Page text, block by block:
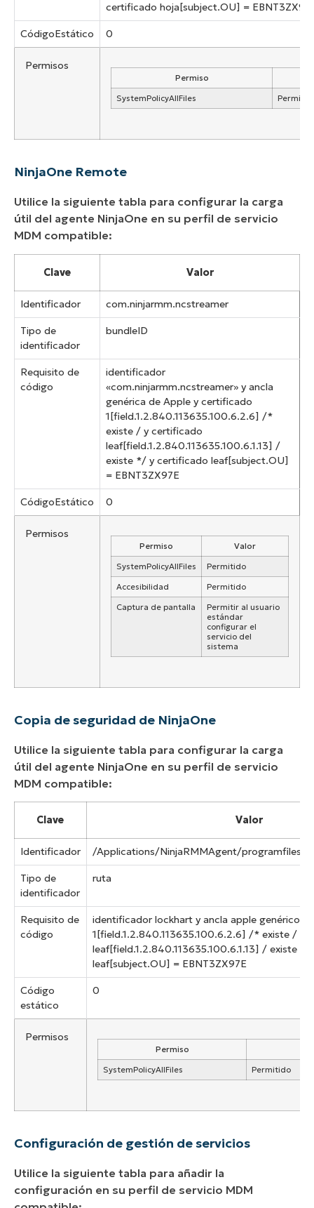
certificado hoja[subject.OU] =
CódigoEstático 0
Permisos
Permiso
SystemPolicyAllFiles
NinjaOne Remote
Utilice la siguiente tabla para configurar la carga
útil del agente NinjaOne en su perfil de servicio
MDM compatible:
Clave Valor
Identificador com.ninjarmm.ncstreamer
Tipo de
identificador
bundleID
Requisito de
código
identificador
«com.ninjarmm.ncstreamer» y ancla
genérica de Apple y certificado
1[field.1.2.840.113635.100.6.2.6] /*
existe / y certificado
leaf[field.1.2.840.113635.100.6.1.13] /
existe */ y certificado leaf[subject.OU]
= EBNT3ZX97E
CódigoEstático 0
Permisos
Permiso Valor
SystemPolicyAllFiles Permitido
Accesibilidad Permitido
Captura de pantalla
Permitir al usuario
estándar
configurar el
servicio del
sistema
Copia de seguridad de NinjaOne
Utilice la siguiente tabla para configurar la carga
útil del agente NinjaOne en su perfil de servicio
MDM compatible:
Clave Valor
Identificador /Applications/NinjaRMMAgent/programfiles/
Tipo de
identificador
ruta
Requisito de
código
identificador lockhart y ancla apple genérico y
1[field.1.2.840.113635.100.6.2.6] /* existe /
leaf[field.1.2.840.113635.100.6.1.13] / existe */
leaf[subject.OU] = EBNT3ZX97E
Código
estático
0
Permisos
Permiso
SystemPolicyAllFiles Permitido
Configuración de gestión de servicios
Utilice la siguiente tabla para añadir la
configuración en su perfil de servicio MDM